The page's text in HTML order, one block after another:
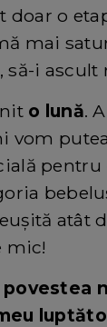
doar o
mai
să-i ascult
o lună.
vom
atât
mic!
povestea